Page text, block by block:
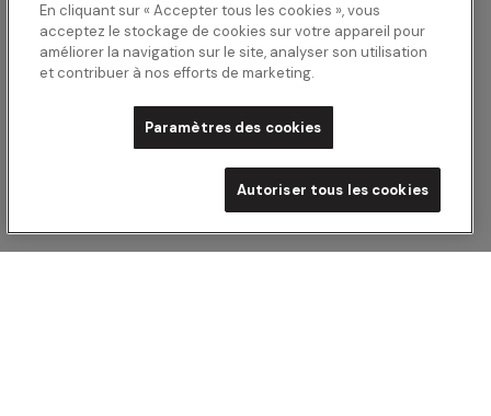
newsletter.En savoir plus sur la gestion de vos
données et vos droits.
En cliquant sur « Accepter tous les cookies », vous
acceptez le stockage de cookies sur votre appareil pour
améliorer la navigation sur le site, analyser son utilisation
et contribuer à nos efforts de marketing.
Paramètres des cookies
Autoriser tous les cookies